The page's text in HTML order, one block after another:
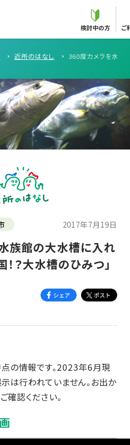
検討中の方 ご
近所のはなし 360度カメラを水族
2017年7月19日
族館の大水槽に入れ
？大水槽のひみつ」
の情報です。2023年6月現
は行われていません。お出か
確認ください。